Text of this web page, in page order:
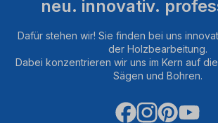
neu. innovativ.
Dafür stehen wir! Sie finden bei uns
der Holzbearbeitung.
Dabei konzentrieren wir uns im Kern auf
Sägen und Bohren.